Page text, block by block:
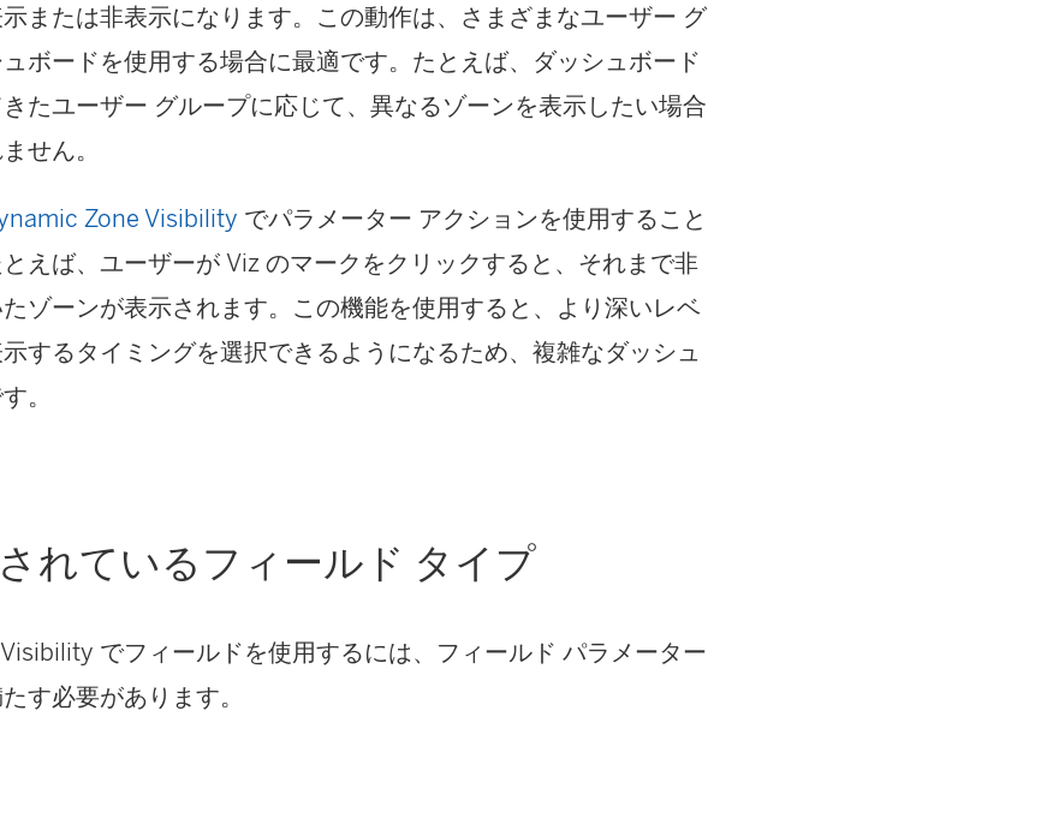
示または非表示になります。この動作は、さまざまなユーザー グ
ボードを使用する場合に最適です。たとえば、ダッシュボード
たユーザー グループに応じて、異なるゾーンを表示したい場合
せん。
Zone Visibility でパラメーター アクションを使用すること
えば、ユーザーが Viz のマークをクリックすると、それまで非
ゾーンが表示されます。この機能を使用すると、より深いレベ
するタイミングを選択できるようになるため、複雑なダッシュ
。
れているフィールド タイプ
でフィールドを使用するには、フィールド パラメーター
す必要があります。